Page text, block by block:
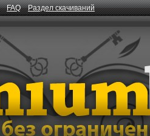
FAQ Раздел скачиваний